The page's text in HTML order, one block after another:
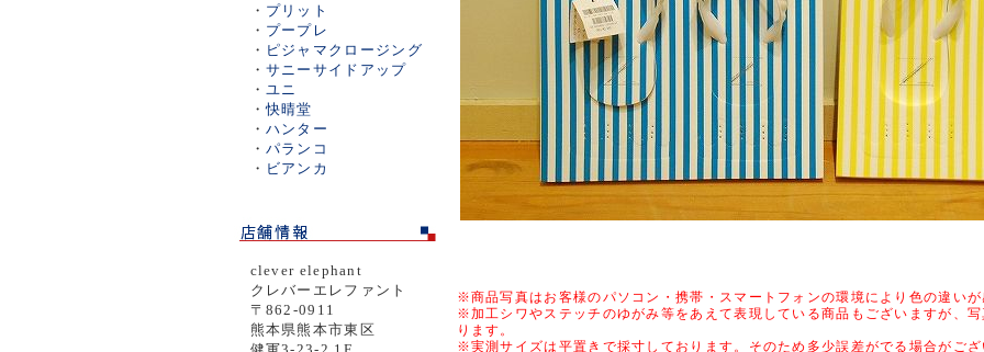
・ プリット
・ プープレ
・ ピジャマクロージング
・ サニーサイドアップ
・ ユニ
・快晴堂
・ ハンター
・ パランコ
・ ビアンカ
clever elephant
クレバーエレファント
〒862-0911
熊本県熊本市東区
健軍3-23-2 1F
※商品写真はお客様のパソコン・携帯・スマートフォンの環境により色の違い
※加工シワやステッチのゆがみ等をあえて表現している商品もございますが、
ります。
※実測サイズは平置きで採寸しております。そのため多少誤差がでる場合がご